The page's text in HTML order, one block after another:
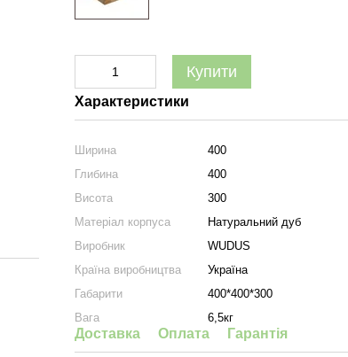
Купити
Характеристики
Ширина
400
Глибина
400
Висота
300
Матеріал корпуса
Натуральний дуб
Виробник
WUDUS
Країна виробництва
Україна
Габарити
400*400*300
Вага
6,5кг
Доставка Оплата Гарантія